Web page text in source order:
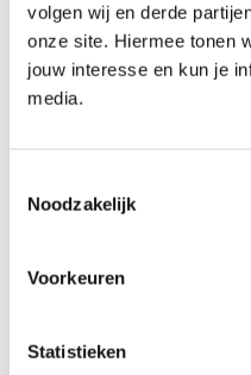
volgen wij en derde
onze site. Hiermee tonen
jouw interesse en kun je
media.
Noodzakelijk
Voorkeuren
Statistieken
E-mailadres *